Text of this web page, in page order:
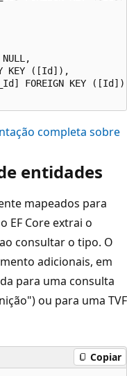
KEY ([Id]),
FOREIGN KEY
completa sobre
entidades
mapeados para
EF Core extrai o
consultar o tipo. O
adicionais, em
para uma consulta
ou para uma TVF
Copiar